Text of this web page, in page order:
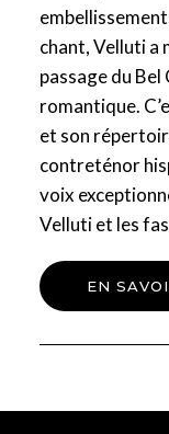
chant, Velluti a
passage du
romantique.
et son
contreténor
voix
Velluti et les
EN